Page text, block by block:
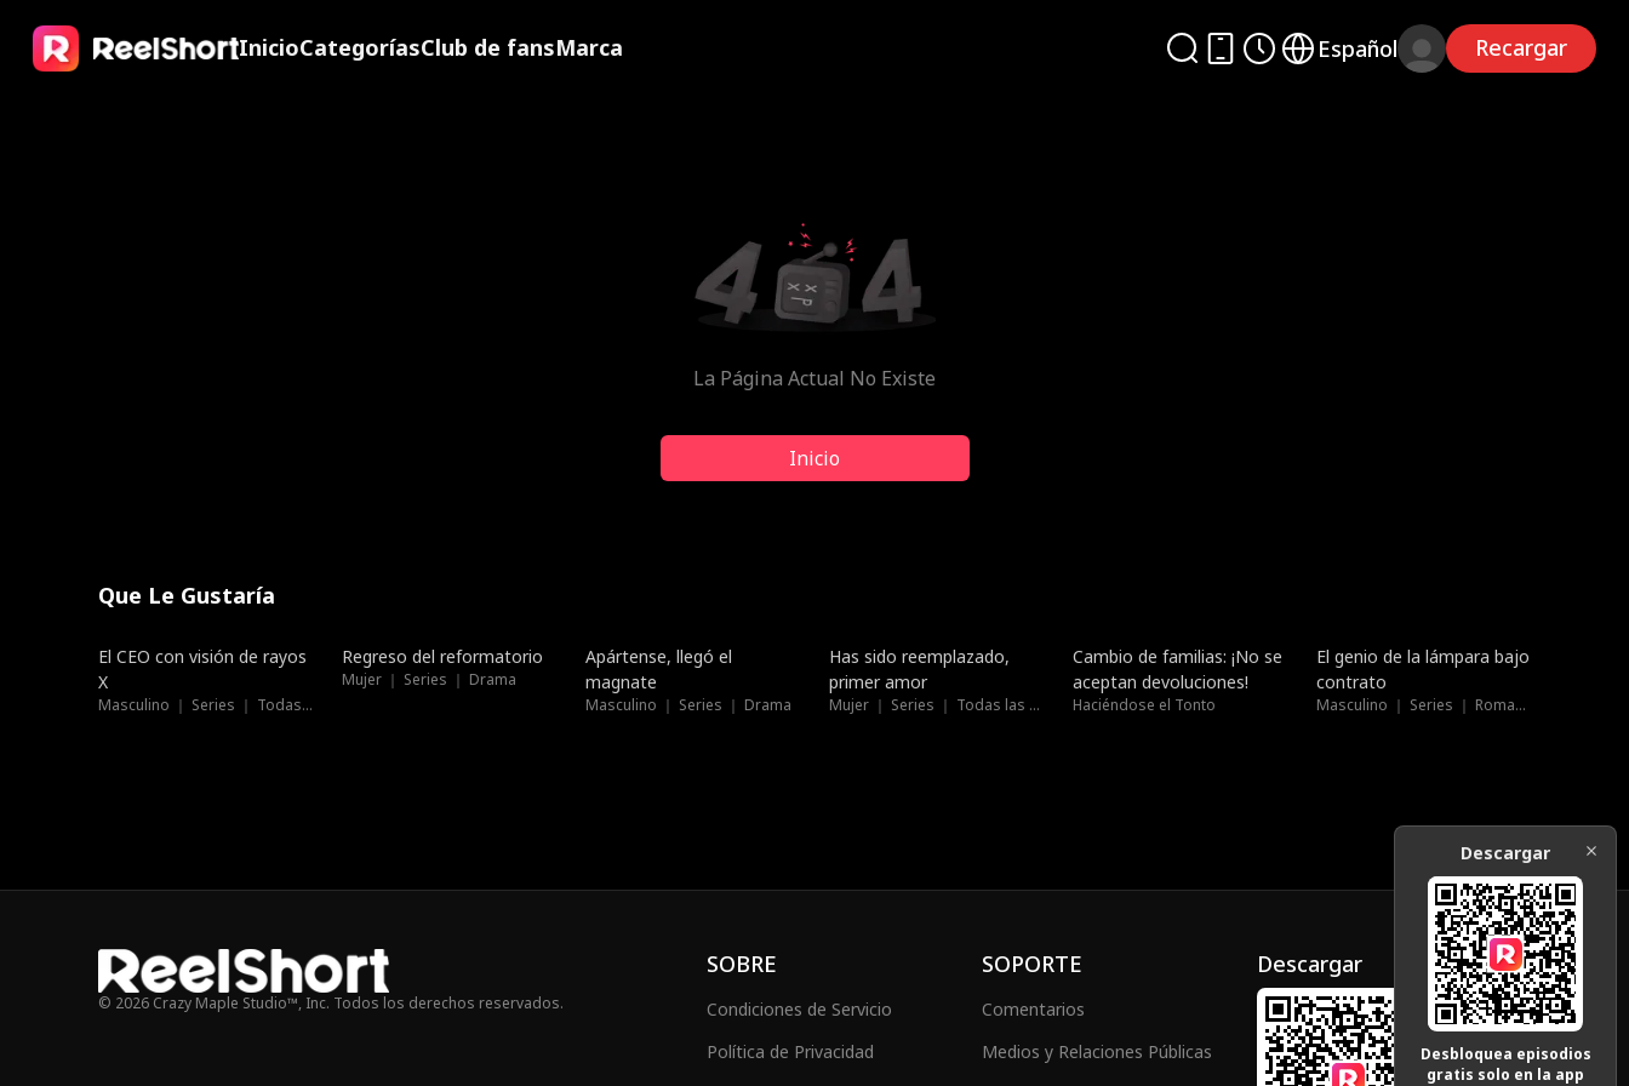
InicioCategoríasClub de fansMarca Español Recargar
La Página Actual No Existe
Inicio
Que Le Gustaría
Doblado
El CEO con visión de rayos
X
Masculino ｜ Series ｜ Todas las edades
Doblado
Regreso del reformatorio
Mujer ｜ Series ｜ Drama
Tendencias
Apártense, llegó el
magnate
Masculino ｜ Series ｜ Drama
Nuevo
Has sido reemplazado,
primer amor
Mujer ｜ Series ｜ Todas las edades
Doblado
Cambio de familias: ¡No se
aceptan devoluciones!
Haciéndose el Tonto
Doblado
El genio de la lámpara bajo
contrato
Masculino ｜ Series ｜ Romance
© 2026 Crazy Maple Studio™, Inc. Todos los derechos reservados.
SOBRE
Condiciones de Servicio
Política de Privacidad
SOPORTE
Comentarios
Medios y Relaciones Públicas
Descargar
Descargar
Desbloquea episodios
gratis solo en la app